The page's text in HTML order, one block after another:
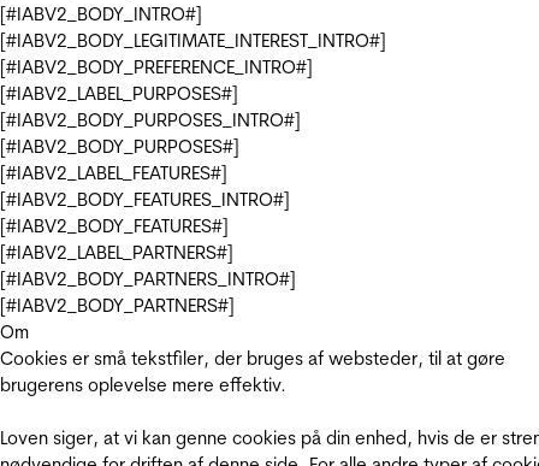
[#IABV2_BODY_INTRO#]
[#IABV2_BODY_LEGITIMATE_INTEREST_INTRO#]
[#IABV2_BODY_PREFERENCE_INTRO#]
[#IABV2_LABEL_PURPOSES#]
[#IABV2_BODY_PURPOSES_INTRO#]
[#IABV2_BODY_PURPOSES#]
[#IABV2_LABEL_FEATURES#]
[#IABV2_BODY_FEATURES_INTRO#]
[#IABV2_BODY_FEATURES#]
[#IABV2_LABEL_PARTNERS#]
[#IABV2_BODY_PARTNERS_INTRO#]
[#IABV2_BODY_PARTNERS#]
Om
Cookies er små tekstfiler, der bruges af websteder, til at gøre
brugerens oplevelse mere effektiv.
Loven siger, at vi kan genne cookies på din enhed, hvis de er